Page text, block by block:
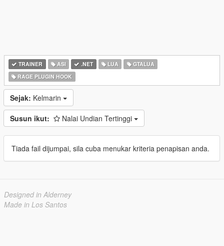
TRAINER ASI .NET LUA
GTALUA
RAGE PLUGIN HOOK
Sejak: Kelmarin
Susun ikut: Nalai Undian Tertinggi
Tiada fail dijumpai, sila cuba menukar kriteria penapisan anda.
Designed in Alderney
Made in Los Santos